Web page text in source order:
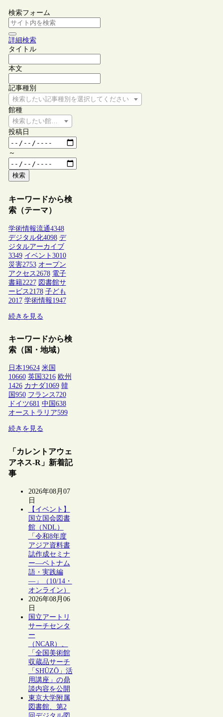
検索フォーム
詳細検索
タイトル
本文
記事種別
検索したい記事種別を選択してください
館種
検索したい館種を選択してください
投稿日
～
検索
キーワードから検
索（テーマ）
学術情報流通4348
デジタル化4098 デ
ジタルアーカイブ
3349 イベント 3010
災害2753 オープン
アクセス 2678 電子
書籍2227 図書館サ
ービス 2178 子ども
2017 学術情報1947
続きを見る
キーワードから検
索（国・地域）
日本19624 米国
10660 英国 3216 欧州
1426 カナダ1069 韓
国 950 フランス 720
ドイツ681 中国 638
オーストラリア599
続きを見る
「カレントアウェ
アネス-R」新着記
事
2026年08月07
日
【イベント】
国立国会図書
館（NDL）
「令和8年度
アジア資料書
誌作成セミナ
ー―ベトナム
語・実践編
―」（10/14・
オンライン）
2026年08月06
日
国立アートリ
サーチセンタ
ー
（NCAR）、
「全国美術館
収蔵品サーチ
「SHŪZŌ」活
用講座」の鼎
談内容を公開
東京大学附属
図書館、第2